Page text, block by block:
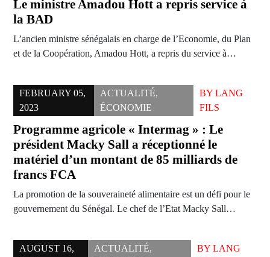
Le ministre Amadou Hott a repris service à
la BAD
L’ancien ministre sénégalais en charge de l’Economie, du Plan
et de la Coopération, Amadou Hott, a repris du service à…
FEBRUARY 05,
2023
ACTUALITÉ,
ÉCONOMIE
BY LANG
FILS
Programme agricole « Intermag » : Le
président Macky Sall a réceptionné le
matériel d’un montant de 85 milliards de
francs FCA
La promotion de la souveraineté alimentaire est un défi pour le
gouvernement du Sénégal. Le chef de l’Etat Macky Sall…
AUGUST 16,
ACTUALITÉ,
BYLANG